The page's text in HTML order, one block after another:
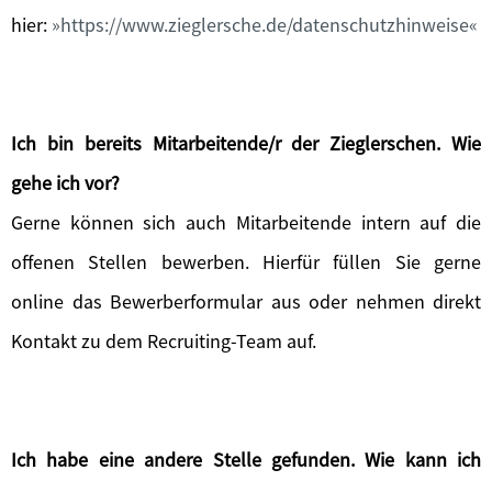
hier: https://www.zieglersche.de/datenschutzhinweise
Ich bin bereits Mitarbeitende/r der Zieglerschen. Wie
gehe ich vor?
Gerne können sich auch Mitarbeitende intern auf die
offenen Stellen bewerben. Hierfür füllen Sie gerne
online das Bewerberformular aus oder nehmen direkt
Kontakt zu dem Recruiting-Team auf.
Ich habe eine andere Stelle gefunden. Wie kann ich